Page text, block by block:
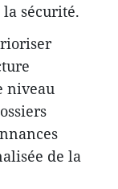
sécurité.
niveau
de la